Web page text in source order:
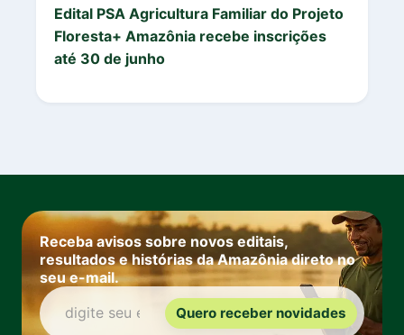
Edital PSA Agricultura Familiar do Projeto
Floresta+ Amazônia recebe inscrições
até 30 de junho
Receba avisos sobre novos editais,
resultados e histórias da Amazônia direto no
seu e-mail.
digite seu e-mail:
Quero receber novidades